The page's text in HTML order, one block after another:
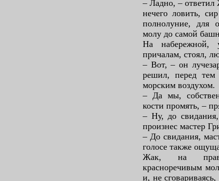
– Ладно, –
нечего ловить,
полнолуние, для
молу до самой
На набережной,
причалам, стоял,
– Вот, – он
решил, перед тем
морским воздухом.
– Да мы,
кости промять, –
– Ну, до свидания,
произнес мастер
– До свидания,
голосе также
Жак, на
красноречивым
и, не